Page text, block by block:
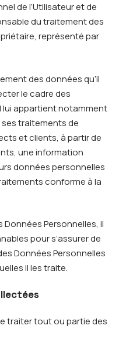
de l’Utilisateur et de
du traitement des
représenté par
des données qu’il
le cadre des
lui appartient notamment
ses traitements de
et clients, à partir de
une information
données personnelles
conforme à la
Personnelles, il
pour s’assurer de
Données Personnelles
il les traite.
traiter tout ou partie des